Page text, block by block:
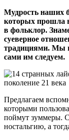
Мудрость наших
которых прошла
в фольклор.
суеверное
традициями. Мы
сами им следуем.
Предлагаем
которыми
поймут зуммеры.
ностальгию, а